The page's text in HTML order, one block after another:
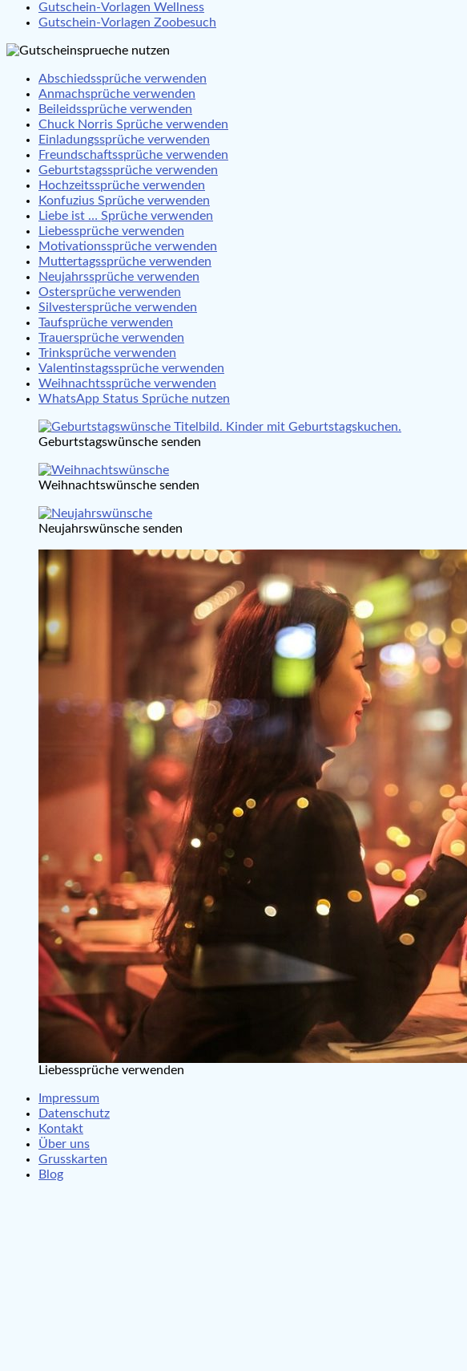
Gutschein-Vorlagen Wellness
Gutschein-Vorlagen Zoobesuch
Abschiedssprüche verwenden
Anmachsprüche verwenden
Beileidssprüche verwenden
Chuck Norris Sprüche verwenden
Einladungssprüche verwenden
Freundschaftssprüche verwenden
Geburtstagssprüche verwenden
Hochzeitssprüche verwenden
Konfuzius Sprüche verwenden
Liebe ist … Sprüche verwenden
Liebessprüche verwenden
Motivationssprüche verwenden
Muttertagssprüche verwenden
Neujahrssprüche verwenden
Ostersprüche verwenden
Silvestersprüche verwenden
Taufsprüche verwenden
Trauersprüche verwenden
Trinksprüche verwenden
Valentinstagssprüche verwenden
Weihnachtssprüche verwenden
WhatsApp Status Sprüche nutzen
Geburtstagswünsche senden
Weihnachtswünsche senden
Neujahrswünsche senden
Liebessprüche verwenden
Impressum
Datenschutz
Kontakt
Über uns
Grusskarten
Blog